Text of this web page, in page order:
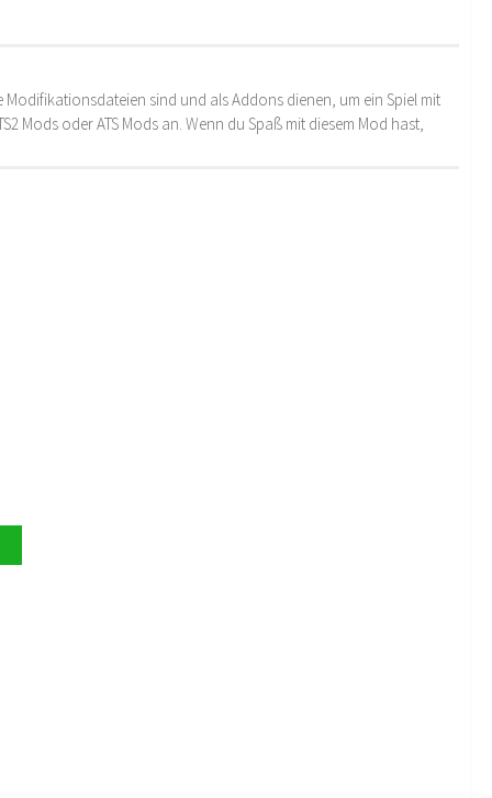
sind und als Addons dienen, um ein Spiel mit
Mods oder ATS Mods an. Wenn du Spaß mit diesem Mod hast,